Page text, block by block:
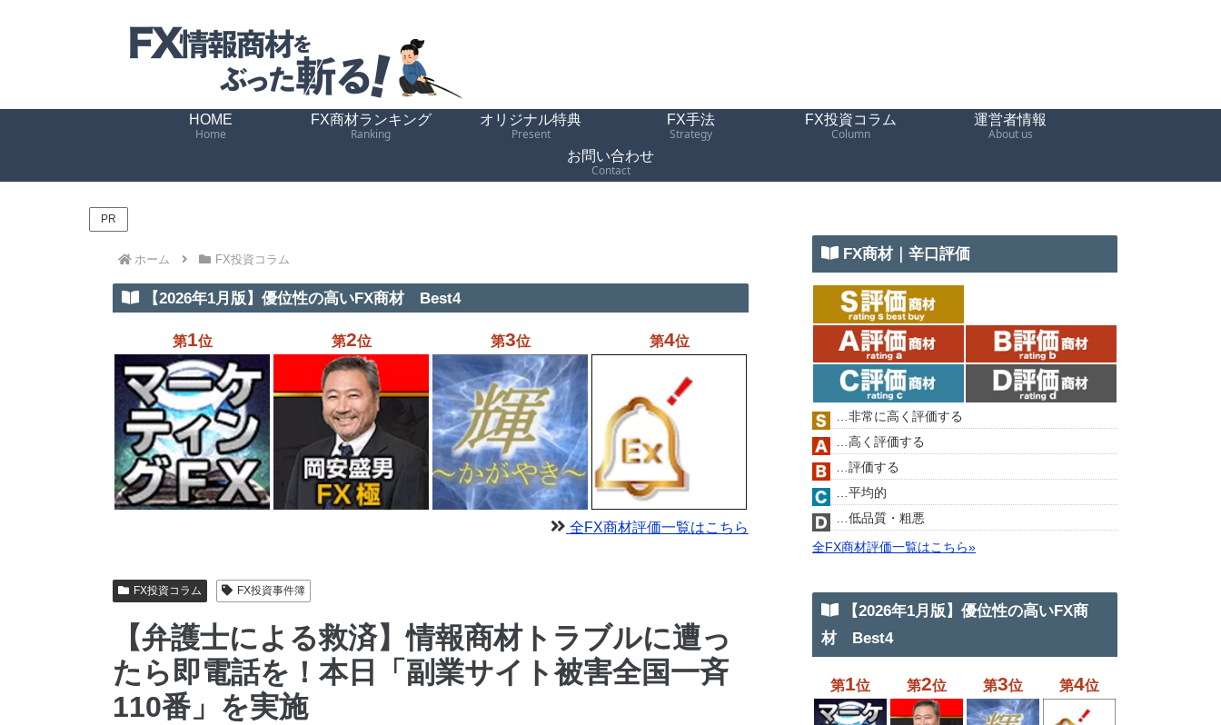
HOME
Home
FX商材ランキング
Ranking
オリジナル特典
Present
FX手法
Strategy
FX投資コラム
Column
運営者情報
About us
お問い合わせ
Contact
PR
ホーム FX投資コラム
【2026年1月版】優位性の高いFX商材 Best4
第1位 第2位 第3位 第4位
全FX商材評価一覧はこちら
FX投資コラム FX投資事件簿
【弁護士による救済】情報商材トラブルに遭っ
たら即電話を！本日「副業サイト被害全国一斉
110番」を実施
FX商材｜辛口評価
…非常に高く評価する
…高く評価する
…評価する
…平均的
…低品質・粗悪
全FX商材評価一覧はこちら»
【2026年1月版】優位性の高いFX商
材 Best4
第1位 第2位 第3位 第4位